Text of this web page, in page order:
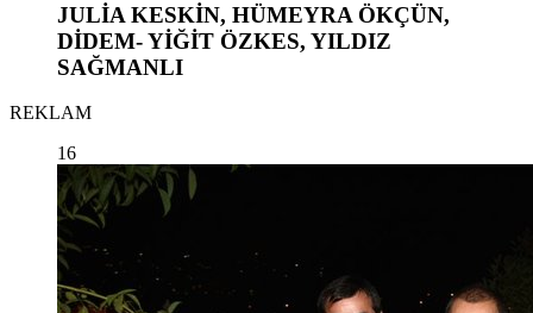
JULİA KESKİN, HÜMEYRA ÖKÇÜN,
DİDEM- YİĞİT ÖZKES, YILDIZ
SAĞMANLI
REKLAM
16